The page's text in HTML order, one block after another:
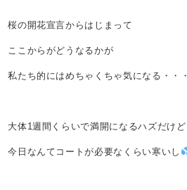
桜の開花宣言からはじまって
ここからがどうなるかが
私たち的にはめちゃくちゃ気になる・・・
大体1週間くらいで満開になるハズだけど
今日なんてコートが必要なくらい寒いし